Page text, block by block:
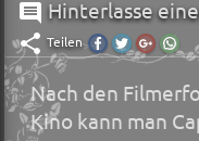
Hinterlasse
Teilen
Diesen
Beitrag
Facebook
Diesen
Beitrag
Twitter
Diesen
teilen.
Nach den
Kino kann man